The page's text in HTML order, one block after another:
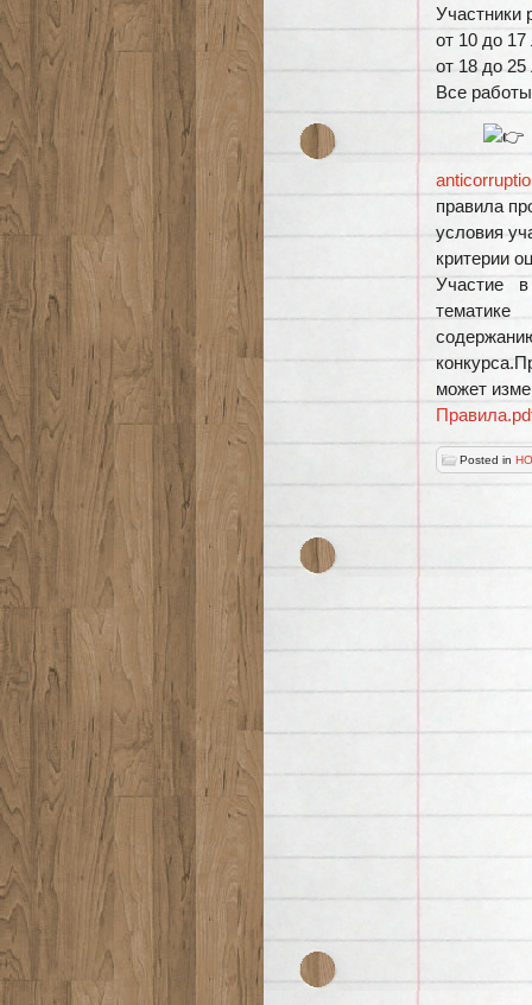
Участники
от 10 до
от 18 до 25
Все
правила
условия
критерии
Участие
тематике
может
Posted in